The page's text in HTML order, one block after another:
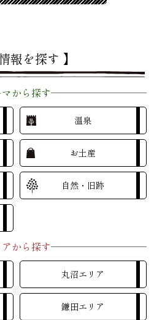
報を探す 】
マから探す
温泉
自然・旧跡
お土産
から探す
丸沼エリア
鎌田エリア